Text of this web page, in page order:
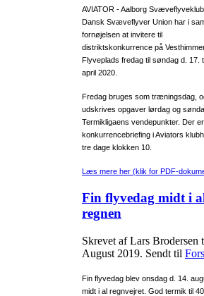
AVIATOR - Aalborg
Dansk Svæveflyver Union har i
fornøjelsen at invitere til
distriktskonkurrence på
Flyveplads fredag til søndag d. 17.
april 2020.
Fredag bruges som træningsdag,
udskrives opgaver lørdag og
Termikligaens vendepunkter. Der er
konkurrencebriefing i Aviators
tre dage klokken 10.
Læs mere her (klik for PDF-
Fin flyvedag midt i
regnen
Skrevet af Lars Brodersen
August 2019. Sendt til
Fin flyvedag blev onsdag d. 14.
midt i al regnvejret. God termik til